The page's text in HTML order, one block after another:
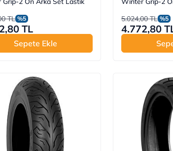
TL %5
TL
Sepete Ekle
5.024,00 TL %5
4.772,80